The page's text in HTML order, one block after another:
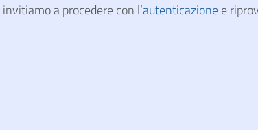
invitiamo a procedere con l’autenticazionee